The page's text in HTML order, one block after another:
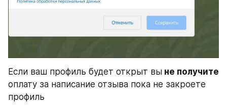
Если ваш профиль будет открыт вы не получите
оплату за написание отзыва пока не закроете
профиль